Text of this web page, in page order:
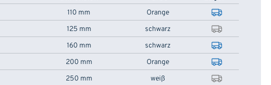
110 mm
Orange
125 mm
schwarz
160 mm
schwarz
200 mm
Orange
250 mm
weiß